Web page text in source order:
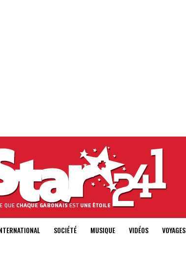
SOCIÉTÉ MUSIQUE VIDÉOS VOYAGES